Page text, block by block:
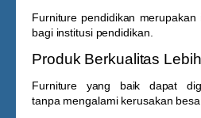
Furniture pendidikan merupakan
bagi institusi pendidikan.
Produk Berkualitas
Furniture yang baik dapat
tanpa mengalami kerusakan